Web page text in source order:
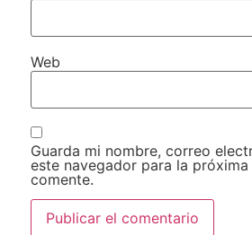
Web
Guarda mi nombre, correo
este navegador para la
comente.